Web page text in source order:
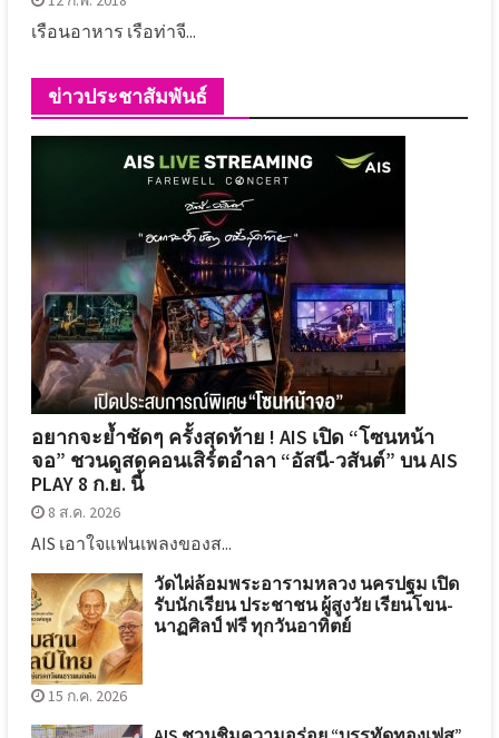
เรือนอาหาร เรือท่าจี...
ข่าวประชาสัมพันธ์
อยากจะย้ำชัดๆ ครั้งสุดท้าย ! AIS เปิด “โซนหน้า
จอ” ชวนดูสดคอนเสิร์ตอำลา “อัสนี-วสันต์” บน AIS
PLAY 8 ก.ย. นี้
8 ส.ค. 2026
AIS เอาใจแฟนเพลงของส...
วัดไผ่ล้อมพระอารามหลวง นครปฐม เปิด
รับนักเรียน ประชาชน ผู้สูงวัย เรียนโขน-
นาฏศิลป์ ฟรี ทุกวันอาทิตย์
15 ก.ค. 2026